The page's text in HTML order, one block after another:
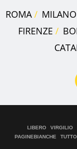
ROMA MILANO
FIRENZE
LIBERO VIRGILIO
PAGINEBIANCHE